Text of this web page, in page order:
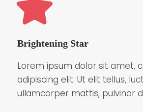
Brightening Star
Lorem ipsum dolor sit amet,
adipiscing elit. Ut elit tellus,
ullamcorper mattis, pulvinar